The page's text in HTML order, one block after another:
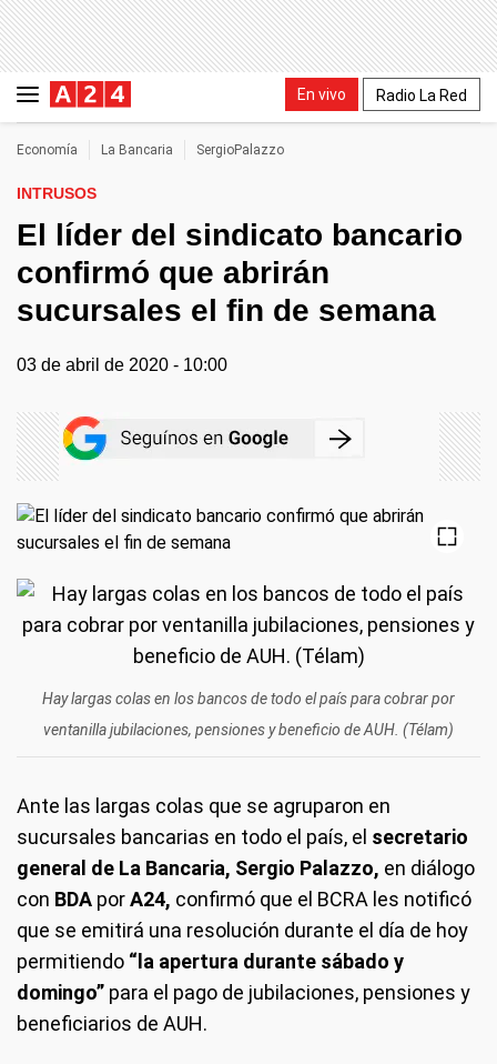
En vivo Radio La Red
Economía La Bancaria SergioPalazzo
INTRUSOS
El líder del sindicato bancario
confirmó que abrirán
sucursales el fin de semana
03 de abril de 2020 - 10:00
Hay largas colas en los bancos de todo el país para cobrar por
ventanilla jubilaciones, pensiones y beneficio de AUH. (Télam)
Ante las largas colas que se agruparon en
sucursales bancarias en todo el país, el secretario
general de La Bancaria, Sergio Palazzo, en diálogo
con BDA porA24, confirmó que el BCRA les notificó
que se emitirá una resolución durante el día de hoy
permitiendo “la apertura durante sábado y
domingo” para el pago de jubilaciones, pensiones y
beneficiarios de AUH.